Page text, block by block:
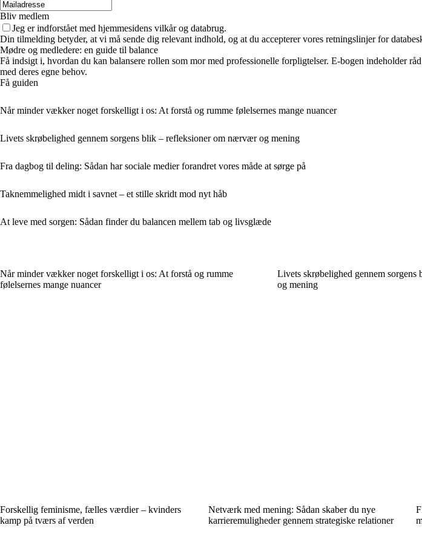
Bliv medlem
Jeg er indforstået med hjemmesidens vilkår og databrug.
Din tilmelding betyder, at vi må sende dig relevant indhold, og at du accepterer vores retningslinjer for
Mødre og medledere: en guide til balance
Få indsigt i, hvordan du kan balansere rollen som mor med professionelle forpligtelser. E-bogen indeholder
med deres egne behov.
Få guiden
Når minder vækker noget forskelligt i os: At forstå og rumme følelsernes mange nuancer
Livets skrøbelighed gennem sorgens blik – refleksioner om nærvær og mening
Fra dagbog til deling: Sådan har sociale medier forandret vores måde at sørge på
Taknemmelighed midt i savnet – et stille skridt mod nyt håb
At leve med sorgen: Sådan finder du balancen mellem tab og livsglæde
Når minder vækker noget forskelligt i os: At forstå og rumme
følelsernes mange nuancer
Livets skrøbelighed gennem
og mening
Forskellig feminisme, fælles værdier – kvinders
kamp på tværs af verden
Netværk med mening: Sådan skaber du nye
karrieremuligheder gennem strategiske relationer